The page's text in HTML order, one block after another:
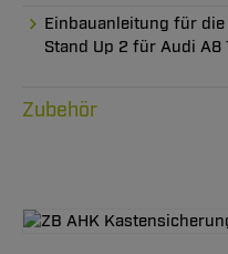
Einbauanleitung für
Stand Up 2 für Audi A8
Zubehör